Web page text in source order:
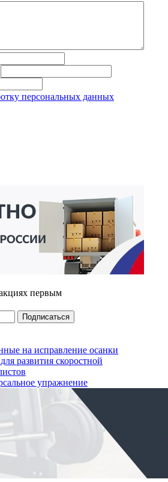
персональных данных
первым
на исправление осанки
развития скоростной
упражнение